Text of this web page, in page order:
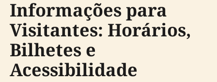
Informações para
Visitantes: Horários,
Bilhetes e
Acessibilidade